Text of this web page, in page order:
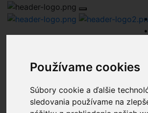
Používame cookies
Súbory cookie a ďalšie
sledovania používame na